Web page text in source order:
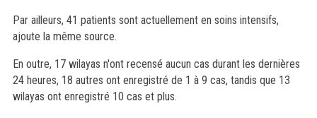
Par ailleurs, 41 patients sont actuellement en soins intensifs,
ajoute la même source.
En outre, 17 wilayas n'ont recensé aucun cas durant les dernières
24 heures, 18 autres ont enregistré de 1 à 9 cas, tandis que 13
wilayas ont enregistré 10 cas et plus.